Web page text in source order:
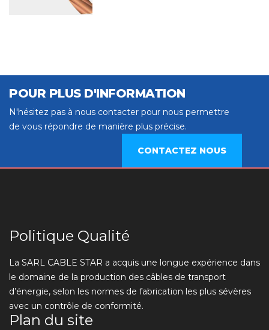
POUR PLUS D'INFORMATION
N'hésitez pas à nous contacter pour nous permettre
de vous répondre de manière plus précise.
CONTACTEZ NOUS
Politique Qualité
La SARL CABLE STAR a acquis une longue expérience dans
le domaine de la production des câbles de transport
d’énergie, selon les normes de fabrication les plus sévères
avec un contrôle de conformité.
Plan du site